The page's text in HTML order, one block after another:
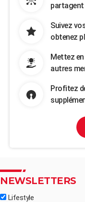
Suivez
obtenez
Mettez
autres
Profitez
NEWSLETTERS
Lifestyle